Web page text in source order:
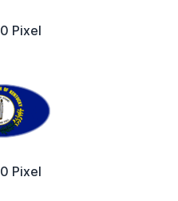
Pixel
Pixel